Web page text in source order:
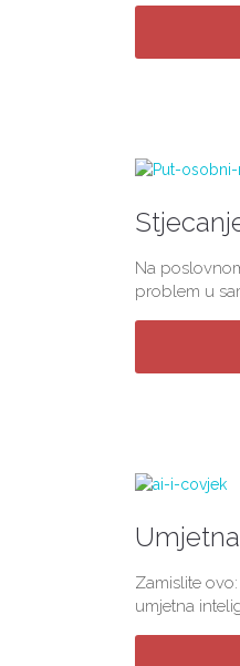
Na
problem u
Zamislite
umjetna